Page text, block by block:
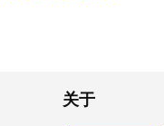
关于